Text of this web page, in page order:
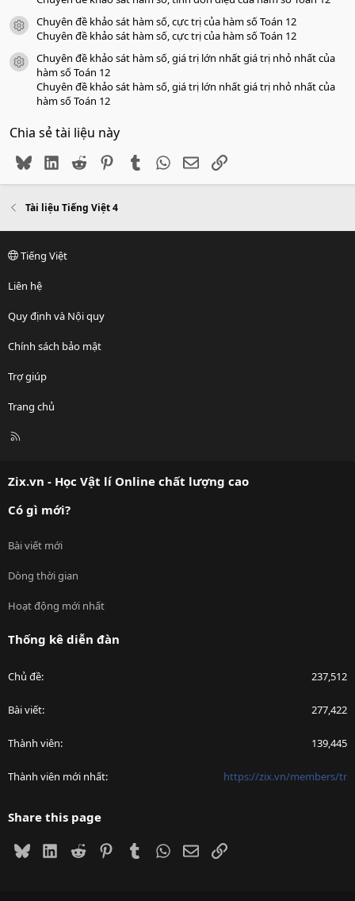
icon tài liệu
Chuyên đề khảo sát hàm số, cực trị của hàm số Toán 12
Chuyên đề khảo sát hàm số, cực trị của hàm số Toán 12
icon tài liệu
Chuyên đề khảo sát hàm số, giá trị lớn nhất giá trị nhỏ nhất của
hàm số Toán 12
Chuyên đề khảo sát hàm số, giá trị lớn nhất giá trị nhỏ nhất của
hàm số Toán 12
Chia sẻ tài liệu này
BlueskyLinkedIn
Reddit PinterestTumblr WhatsApp
EmailLink
Tài liệu Tiếng Việt 4
Tiếng Việt
Liên hệ
Quy định và Nội quy
Chính sách bảo mật
Trợ giúp
Trang chủ
R
Zix.vn - Học Vật lí Online chất lượng cao
Có gì mới?
Bài viết mới
Dòng thời gian
Hoạt động mới nhất
Thống kê diễn đàn
Chủ đề 237,512
Bài viết 277,422
Thành viên 139,445
Thành viên mới nhất https://zix.vn/members/tr
Share this page
BlueskyLinkedIn
Reddit PinterestTumblrWhatsApp
EmailLink